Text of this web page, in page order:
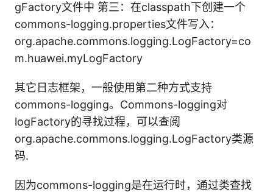
gFactory文件中 第三：在classpath下创建一个
commons-logging.properties文件写入：
org.apache.commons.logging.LogFactory=co
m.huawei.myLogFactory
其它日志框架，一般使用第二种方式支持
commons-logging。Commons-logging对
logFactory的寻找过程，可以查阅
org.apache.commons.logging.LogFactory类源
码.
因为commons-logging是在运行时，通过类查找